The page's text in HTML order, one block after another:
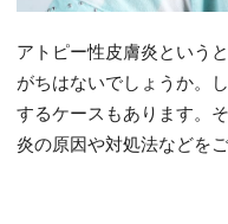
アトピー性皮膚炎という
がちはないでしょうか。
するケースもあります。
炎の原因や対処法などをご